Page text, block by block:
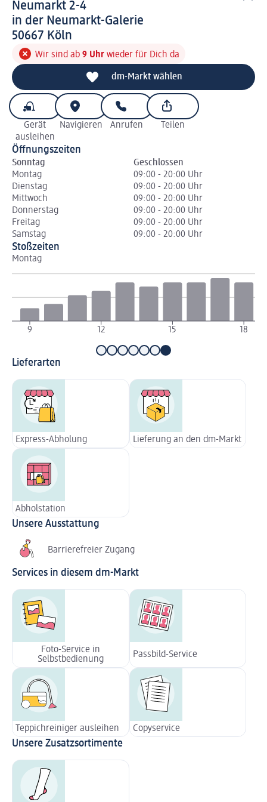
Neumarkt 2-4
in der Neumarkt-Galerie
5 0 6 6 7
50667 Köln
Wir sind ab 9 Uhr wieder für Dich da
dm-Markt wählen
Gerät
ausleihen
Navigieren Anrufen Teilen
Öffnungszeiten
Sonntag
Geschlossen
Montag
09:00 - 20:00 Uhr
Dienstag
09:00 - 20:00 Uhr
Mittwoch
09:00 - 20:00 Uhr
Donnerstag
09:00 - 20:00 Uhr
Freitag
09:00 - 20:00 Uhr
Samstag
09:00 - 20:00 Uhr
Stoßzeiten
Montag
9 12 15 18
Lieferarten
Express-Abholung Lieferung an den dm-Markt
Abholstation
Unsere Ausstattung
Barrierefreier Zugang
Services in diesem dm-Markt
Foto-Service in
Selbstbedienung
Passbild-Service
Teppichreiniger ausleihen Copyservice
Unsere Zusatzsortimente